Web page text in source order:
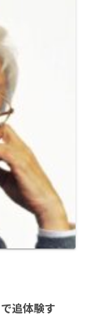
追体験す